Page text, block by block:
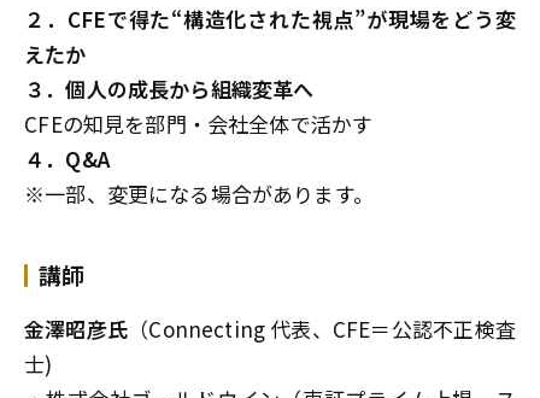
２．CFEで得た“構造化された視点”が現場をどう変
えたか
３．個人の成長から組織変革へ
――CFEの知見を部門・会社全体で活かす
４．Q&A
※一部、変更になる場合があります。
講師
金澤昭彦氏 （Connecting 代表、CFE＝公認不正検査
士)